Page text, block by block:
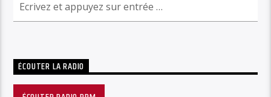
ÉCOUTER LA RADIO